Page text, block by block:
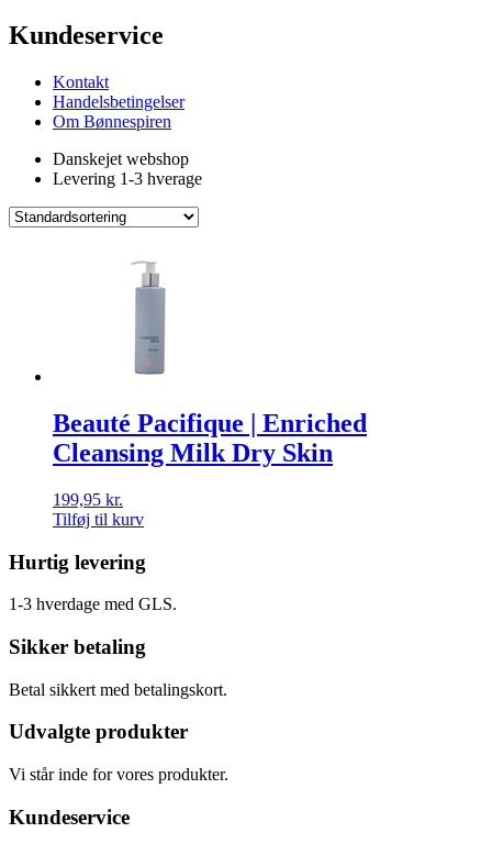
Kundeservice
Kontakt
Handelsbetingelser
Om Bønnespiren
Danskejet webshop
Levering 1-3 hverage
Beauté Pacifique | Enriched
Cleansing Milk Dry Skin
199,95 kr.
Tilføj til kurv
Hurtig levering
1-3 hverdage med GLS.
Sikker betaling
Betal sikkert med betalingskort.
Udvalgte produkter
Vi står inde for vores produkter.
Kundeservice